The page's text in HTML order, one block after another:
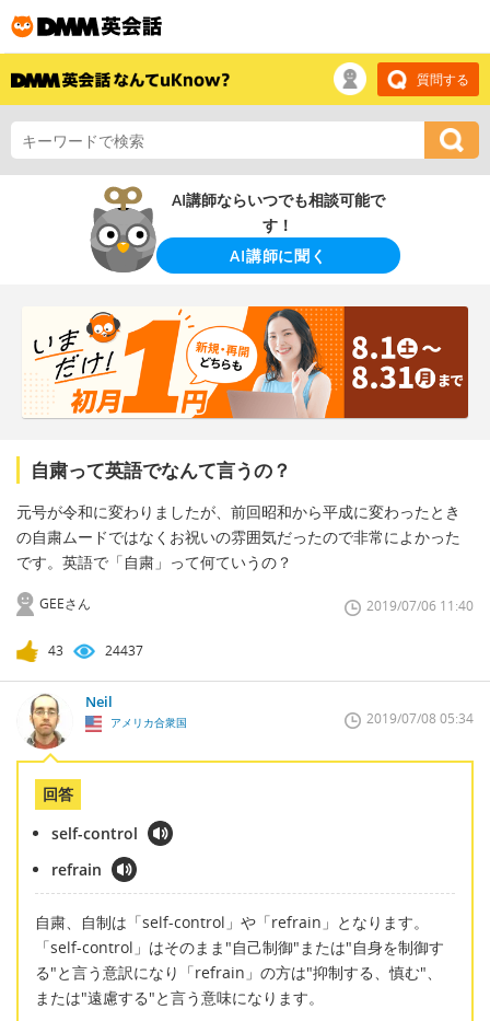
質問する
AI講師ならいつでも相談可能で
す！
AI講師に聞く
自粛って英語でなんて言うの？
元号が令和に変わりましたが、前回昭和から平成に変わったとき
の自粛ムードではなくお祝いの雰囲気だったので非常によかった
です。英語で「自粛」って何ていうの？
GEEさん 2019/07/06 11:40
43 24437
Neil
アメリカ合衆国 2019/07/08 05:34
回答
self-control
refrain
自粛、自制は「self-control」や「refrain」となります。
「self-control」はそのまま"自己制御"または"自身を制御す
る"と言う意訳になり「refrain」の方は"抑制する、慎む"、
または"遠慮する"と言う意味になります。